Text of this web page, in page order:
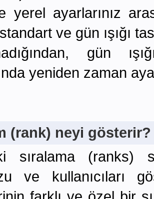
yerel ayarlarınız
ve gün ışığı
gün
yeniden zaman
(rank) neyi gösterir?
sıralama (ranks)
ve kullanıcıları